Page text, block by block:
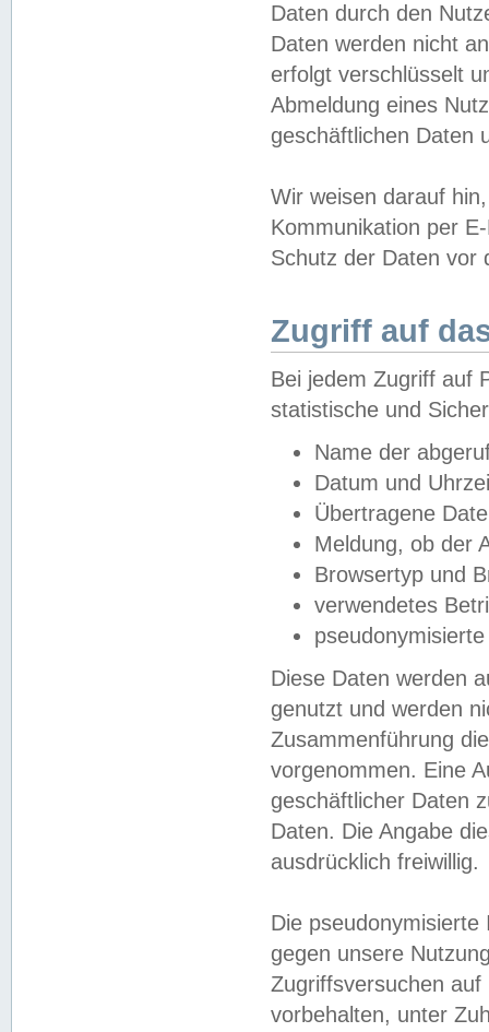
Daten durch den
Daten werden nicht
erfolgt verschlüsselt
Abmeldung eines
geschäftlichen Daten
Wir weisen darauf
Kommunikation per
Schutz der Daten vor
Zugriff auf
Bei jedem Zugriff auf
statistische und
Name der
Datum und
Übertragene
Meldung, ob der
Browsertyp und
verwendetes
Diese Daten werden
genutzt und werden
Zusammenführung
vorgenommen. Eine
geschäftlicher Daten
Daten. Die Angabe
ausdrücklich freiwillig.
Die
gegen unsere
Zugriffsversuchen
vorbehalten, unter